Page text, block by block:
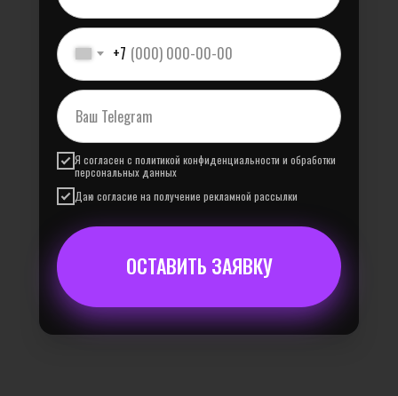
+7
Я согласен с политикой конфиденциальности и обработки
персональных данных
Даю согласие на получение рекламной рассылки
ОСТАВИТЬ ЗАЯВКУ